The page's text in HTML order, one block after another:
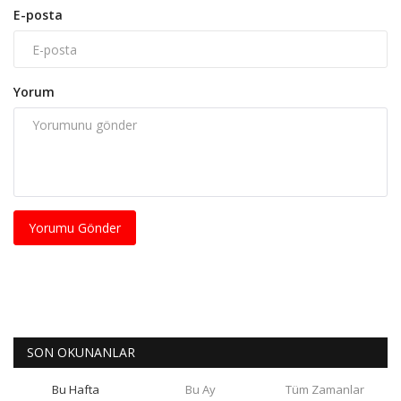
E-posta
Yorum
Yorumu Gönder
SON OKUNANLAR
Bu Hafta Bu Ay Tüm Zamanlar